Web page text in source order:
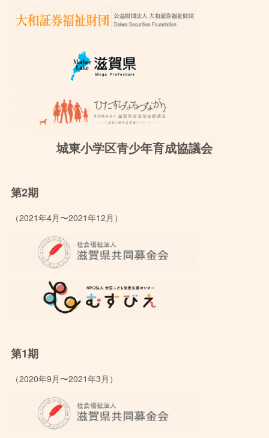
城東小学区青少年育成協議会
第2期
（2021年4月〜2021年12月）
第1期
（2020年9月〜2021年3月）